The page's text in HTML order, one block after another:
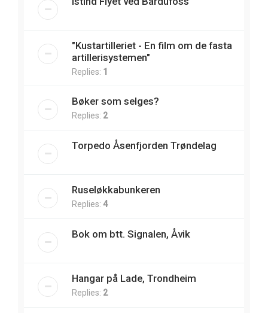
"Kustartilleriet - En film om de fasta
artillerisystemen"
Replies: 1
Bøker som selges?
Replies: 2
Torpedo Åsenfjorden Trøndelag
Ruseløkkabunkeren
Replies: 4
Bok om btt. Signalen, Åvik
Hangar på Lade, Trondheim
Replies: 2